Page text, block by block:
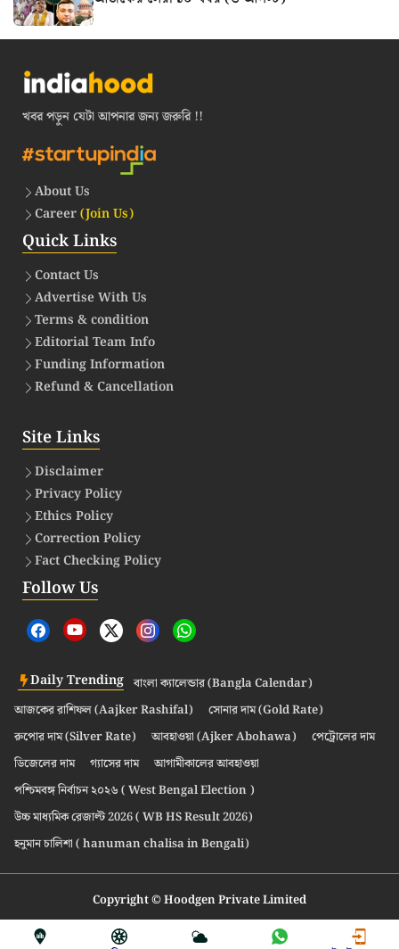
খবর পড়ুন যেটা আপনার জন্য জরুরি !!
About Us
Career(Join Us)
Quick Links
Contact Us
Advertise With Us
Terms & condition
Editorial Team Info
Funding Information
Refund & Cancellation
Site Links
Disclaimer
Privacy Policy
Ethics Policy
Correction Policy
Fact Checking Policy
Follow Us
Daily Trending বাংলা ক্যালেন্ডার (Bangla Calendar)
আজকের রাশিফল (Aajker Rashifal)
সোনার দাম (Gold Rate)
রুপোর দাম (Silver Rate)
আবহাওয়া (Ajker Abohawa)
পেট্রোলের দাম
ডিজেলের দাম
গ্যাসের দাম
আগামীকালের আবহাওয়া
পশ্চিমবঙ্গ নির্বাচন ২০২৬ ( West Bengal Election )
উচ্চ মাধ্যমিক রেজাল্ট 2026 ( WB HS Result 2026)
হনুমান চালিশা ( hanuman chalisa in Bengali)
Copyright © Hoodgen Private Limited